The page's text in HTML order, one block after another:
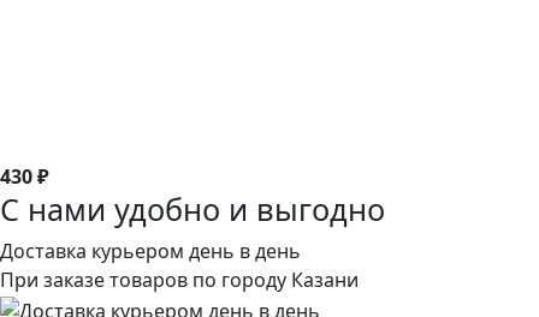
430 ₽
С нами удобно и выгодно
Доставка курьером день в день
При заказе товаров по городу Казани